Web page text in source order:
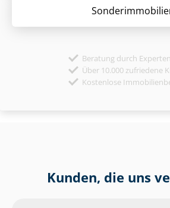
Beratung durch Experten
Über 10.000 zufriedene
Kostenlose
Kunden, die uns